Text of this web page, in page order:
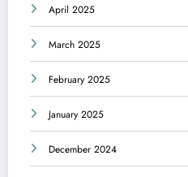
April 2025
March 2025
February 2025
January 2025
December 2024